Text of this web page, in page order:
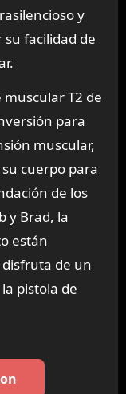
y
facilidad de
T2 de
para
muscular,
cuerpo para
de los
y Brad, la
están
disfruta de un
pistola de